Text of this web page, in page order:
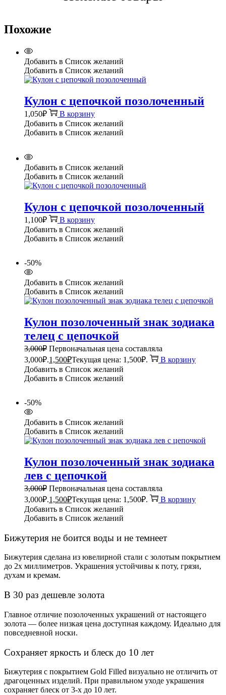
Похожие
Добавить в Список желаний
Добавить в Список желаний
Кулон с цепочкой позолоченный
1,050₽
В корзину
Добавить в Список желаний
Добавить в Список желаний
Добавить в Список желаний
Добавить в Список желаний
Кулон с цепочкой позолоченный
1,100₽
В корзину
Добавить в Список желаний
Добавить в Список желаний
-50%
Добавить в Список желаний
Добавить в Список желаний
Кулон позолоченный знак зодиака
телец с цепочкой
3,000₽ Первоначальная цена составляла
3,000₽.1,500₽Текущая цена: 1,500₽.
В корзину
Добавить в Список желаний
Добавить в Список желаний
-50%
Добавить в Список желаний
Добавить в Список желаний
Кулон позолоченный знак зодиака
лев с цепочкой
3,000₽ Первоначальная цена составляла
3,000₽.1,500₽Текущая цена: 1,500₽.
В корзину
Добавить в Список желаний
Добавить в Список желаний
Бижутерия не боится воды и не темнеет
Бижутерия сделана из ювелирной стали с золотым покрытием
до 2х миллиметров. Украшения устойчивы к поту, грязи,
духам и кремам.
В 30 раз дешевле золота
Главное отличие позолоченных украшений от настоящего
золота — более низкая цена доступная каждому. Идеально для
повседневной носки.
Сохраняет яркость и блеск до 10 лет
Бижутерия с покрытием Gold Filled визуально не отличить от
драгоценных изделий. При правильном уходе украшения
сохраняет блеск от 3-х до 10 лет.